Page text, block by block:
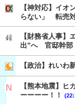
【神対応】イオ
らない」 転売
【財務省人事】
出”へ 官邸幹部
【政治】れいわ
【熊本地震】ヒ
ーーーー！！